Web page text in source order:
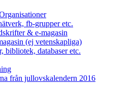
fb-grupper etc.
& e-magasin
(ej vetenskapliga)
bibliotek, databaser etc.
från jullovskalendern 2016